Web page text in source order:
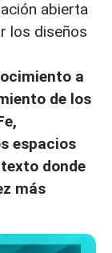
abierta
los diseños
a
de los
espacios
donde
más